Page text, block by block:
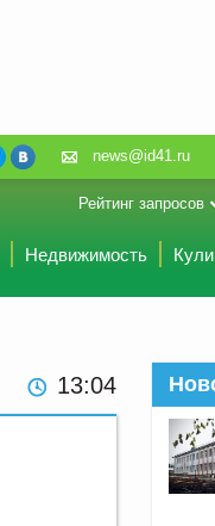
news@id41.ru
Рейтинг запросов
Недвижимость
13:04